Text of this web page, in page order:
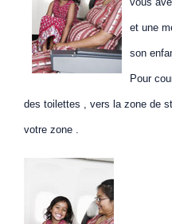
et une
son
Pour
des toilettes , vers la zone de
votre zone .